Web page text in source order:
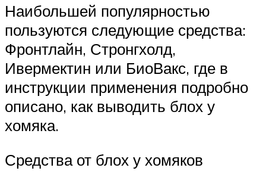
Наибольшей популярностью
пользуются следующие средства:
Фронтлайн, Стронгхолд,
Ивермектин или БиоВакс, где в
инструкции применения подробно
описано, как выводить блох у
хомяка.
Средства от блох у хомяков